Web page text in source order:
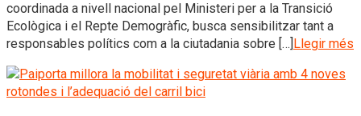
coordinada a nivell nacional pel Ministeri per a la Transició
Ecològica i el Repte Demogràfic, busca sensibilitzar tant a
responsables polítics com a la ciutadania sobre […]Llegir més